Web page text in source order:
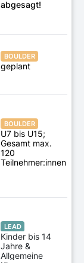
abgesagt!
BOULDER
geplant
BOULDER
U7 bis U15;
Gesamt max.
120
Teilnehmer:innen
LEAD
Kinder bis 14
Jahre &
Allgemeine